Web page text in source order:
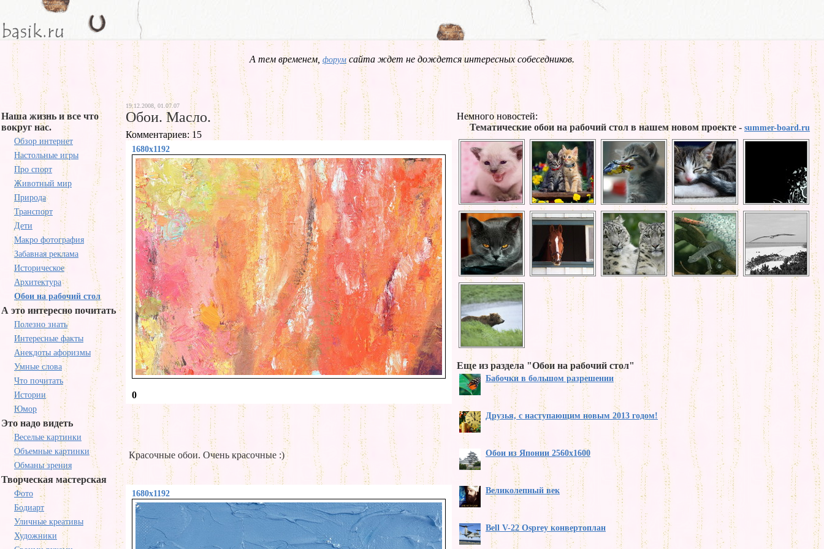
А тем временем, форум сайта ждет не дождется интересных собеседников.
Наша жизнь и все что
вокруг нас.
Обзор интернет
Настольные игры
Про спорт
Животный мир
Природа
Транспорт
Дети
Макро фотография
Забавная реклама
Историческое
Архитектура
Обои на рабочий стол
А это интересно почитать
Полезно знать
Интересные факты
Анекдоты афоризмы
Умные слова
Что почитать
Истории
Юмор
Это надо видеть
Веселые картинки
Объемные картинки
Обманы зрения
Творческая мастерская
Фото
Бодиарт
Уличные креативы
Художники
19.12.2008, 01.07.07
Обои. Масло.
Комментариев: 15
1680x1192
0
Красочные обои. Очень красочные :)
1680x1192
Немного новостей:
Тематические обои на рабочий стол в нашем новом проекте - summer-board.ru
Еще из раздела "Обои на рабочий стол"
Бабочки в большом разрешении
Друзья, с наступающим новым 2013 годом!
Обои из Японии 2560x1600
Великолепный век
Bell V-22 Osprey конвертоплан